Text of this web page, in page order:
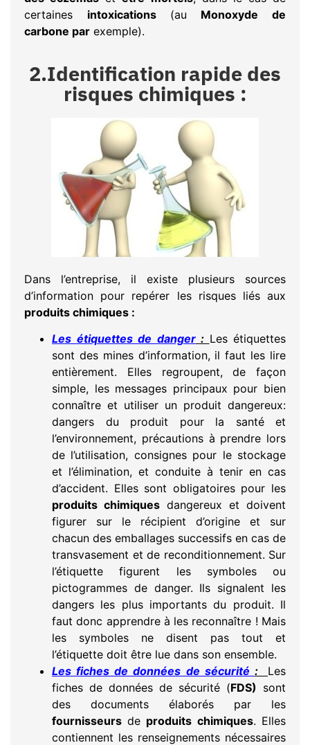
certaines intoxications (au Monoxyde de
carbone par exemple).
2.Identification rapide des
risques chimiques :
Dans l’entreprise, il existe plusieurs sources
d’information pour repérer les risques liés aux
produits chimiques :
Les étiquettes de danger: Les étiquettes
sont des mines d’information, il faut les lire
entièrement. Elles regroupent, de façon
simple, les messages principaux pour bien
connaître et utiliser un produit dangereux:
dangers du produit pour la santé et
l’environnement, précautions à prendre lors
de l’utilisation, consignes pour le stockage
et l’élimination, et conduite à tenir en cas
d’accident. Elles sont obligatoires pour les
produits chimiques dangereux et doivent
figurer sur le récipient d’origine et sur
chacun des emballages successifs en cas de
transvasement et de reconditionnement. Sur
l’étiquette figurent les symboles ou
pictogrammes de danger. Ils signalent les
dangers les plus importants du produit. Il
faut donc apprendre à les reconnaître ! Mais
les symboles ne disent pas tout et
l’étiquette doit être lue dans son ensemble.
Les fiches de données de sécurité : Les
fiches de données de sécurité (FDS) sont
des documents élaborés par les
fournisseurs de produits chimiques. Elles
contiennent les renseignements nécessaires